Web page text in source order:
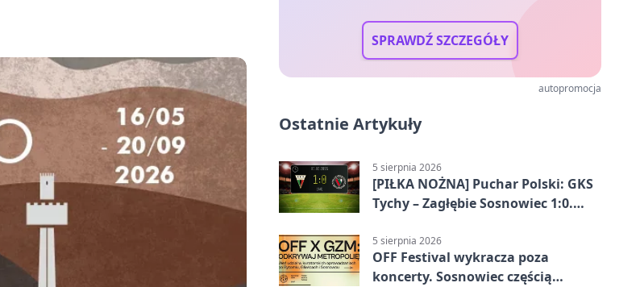
SPRAWDŹ SZCZEGÓŁY
autopromocja
Ostatnie Artykuły
5 sierpnia 2026
[PIŁKA NOŻNA] Puchar Polski: GKS
Tychy – Zagłębie Sosnowiec 1:0.
przed przerwą
5 sierpnia 2026
OFF Festival wykracza poza
koncerty. Sosnowiec częścią